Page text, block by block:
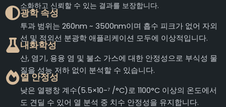
소화하고 신뢰할 수 있는 결과를 보장합니다.
광학 속성
투과 범위는 260nm ~ 3500nm이며 흡수 피크가 없어 자외
선 및 적외선 분광학 애플리케이션 모두에 이상적입니다.
내화학성
산, 염기, 용융 염 및 불소 가스에 대한 안정성으로 부식성 물
질을 성능 저하 없이 분석할 수 있습니다.
열 안정성
낮은 열팽창 계수(5.5×10-⁷ /°C)로 1100°C 이상의 온도에서
도 견딜 수 있어 열 분석 중 치수 안정성을 유지합니다.